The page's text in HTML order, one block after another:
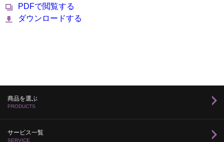
PDFで閲覧する
ダウンロードする
商品を選ぶ
PRODUCTS
サービス一覧
SERVICE